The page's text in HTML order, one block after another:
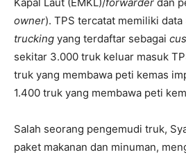
owner). TPS tercatat memiliki
trucking yang terdaftar sebagai
sekitar 3.000 truk keluar masuk
truk yang membawa peti kemas
1.400 truk yang membawa peti
Salah seorang pengemudi truk,
paket makanan dan minuman,